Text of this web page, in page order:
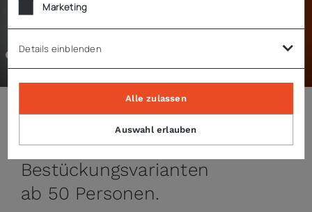
Rieber
thermoport®
Bestückungsvarianten
ab 50 Personen.
Marketing
Details einblenden
Auswahl erlauben
Alle zulassen